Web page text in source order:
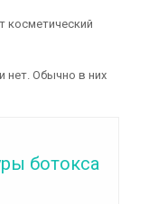
косметический
нет. Обычно в них
ботокса